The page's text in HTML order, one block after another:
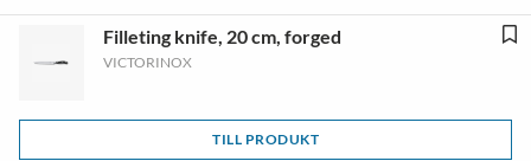
Filleting knife, 20 cm, forged
VICTORINOX
TILL PRODUKT